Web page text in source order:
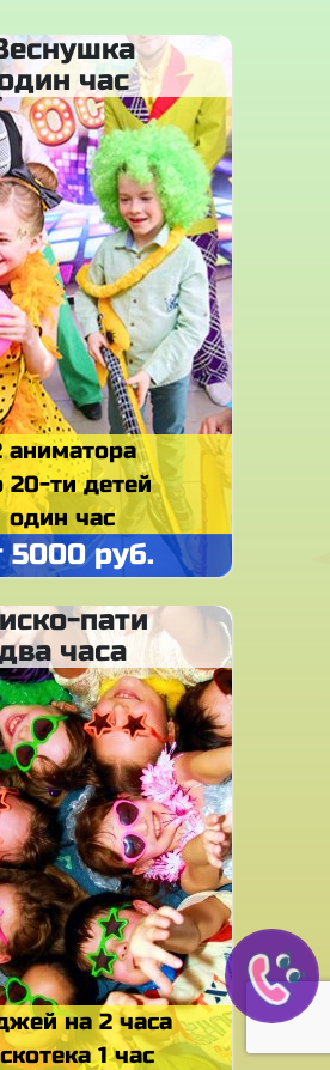
час
аниматора
20-ти детей
один час
5000 руб.
пати
часа
на 2 часа
1 час